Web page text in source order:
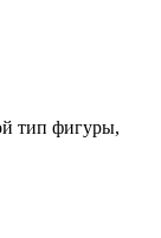
тип фигуры,